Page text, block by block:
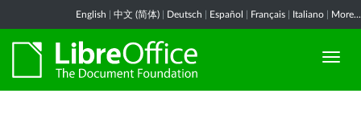
English 中文 (简体) Deutsch Español Français Italiano More...